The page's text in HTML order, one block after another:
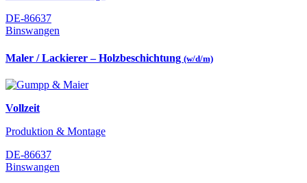
DE-86637
Binswangen
Maler / Lackierer – Holzbeschichtung (w/d/m)
Vollzeit
Produktion & Montage
DE-86637
Binswangen